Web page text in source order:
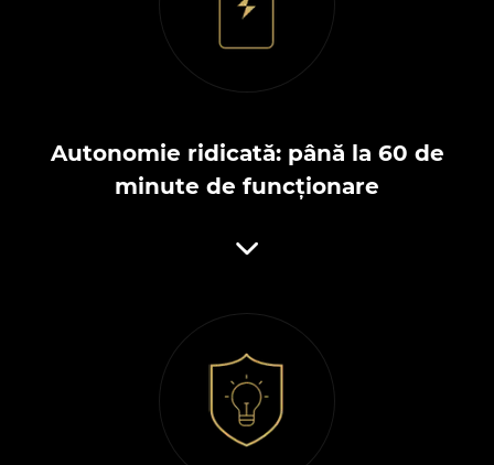
Autonomie ridicată: până la 60 de
minute de funcționare